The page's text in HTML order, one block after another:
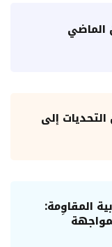
الماضي
التحديات إلى
المقاوِمة: